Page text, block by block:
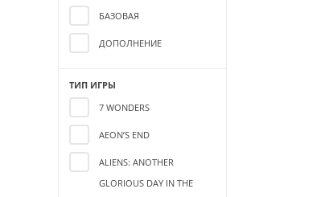
БАЗОВАЯ
ДОПОЛНЕНИЕ
ТИП ИГРЫ
7 WONDERS
AEON’S END
ALIENS: ANOTHER
GLORIOUS DAY IN THE